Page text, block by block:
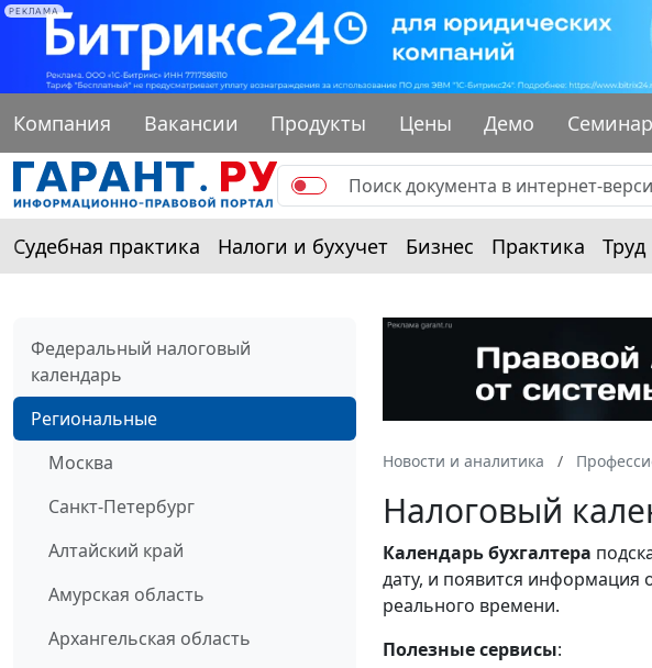
РЕКЛАМА
Компания Вакансии Продукты Цены Демо
Судебная практика Налоги и бухучет Бизнес Практика Труд
Федеральный налоговый
календарь
Региональные
Москва
Санкт-Петербург
Алтайский край
Амурская область
Архангельская область
Новости и аналитика
Налоговый
Календарьбухгалтера
дату, и появится информация
реального времени.
Полезные сервисы: